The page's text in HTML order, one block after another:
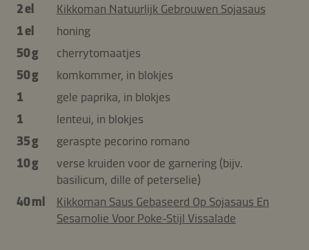
2 el
Kikkoman Natuurlijk Gebrouwen Sojasaus
1 el
honing
50 g
cherrytomaatjes
50 g
komkommer, in blokjes
1
gele paprika, in blokjes
1
lenteui, in blokjes
35 g
geraspte pecorino romano
10 g
verse kruiden voor de garnering (bijv.
basilicum, dille of peterselie)
40 ml
Kikkoman Saus Gebaseerd Op Sojasaus En
Sesamolie Voor Poke-Stijl Vissalade